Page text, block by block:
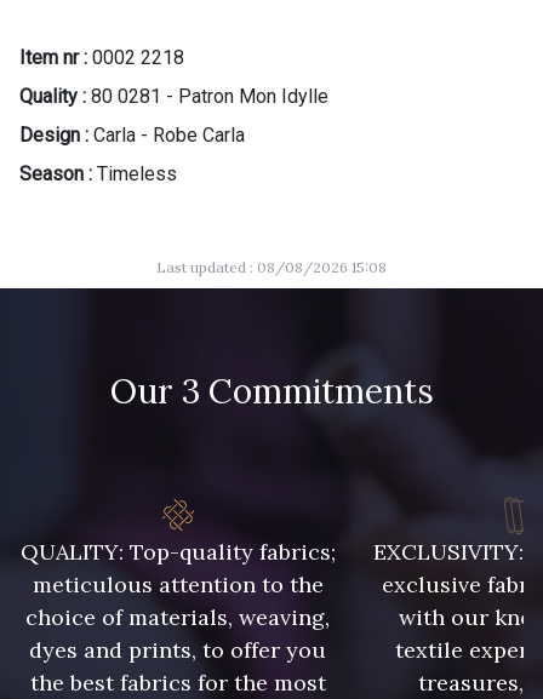
Item nr : 0002 2218
Quality : 80 0281 - Patron Mon Idylle
Design : Carla - Robe Carla
Season : Timeless
Last updated : 08/08/2026 15:08
Our 3 Commitments
QUALITY: Top-quality fabrics;
meticulous attention to the
choice of materials, weaving,
dyes and prints, to offer you
the best fabrics for the most
EXCLUSIVITY:
exclusive
with our
textile
treasures,